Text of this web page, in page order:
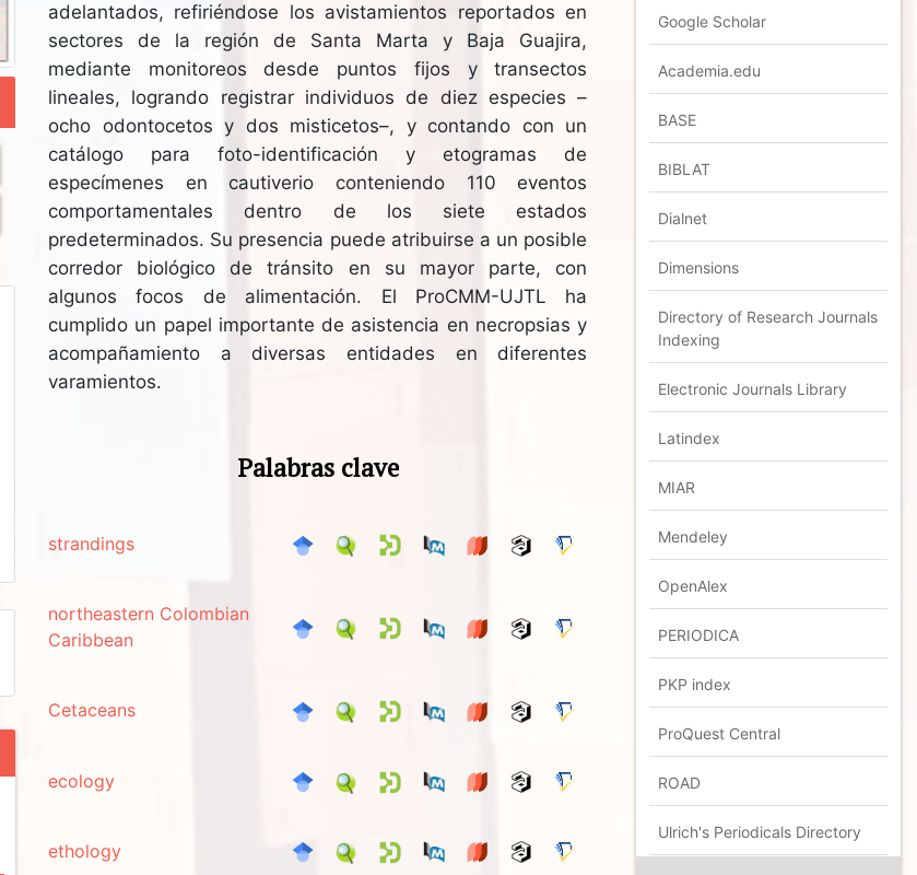
adelantados, refiriéndose los avistamientos reportados en
sectores de la región de Santa Marta y Baja Guajira,
mediante monitoreos desde puntos fijos y transectos
lineales, logrando registrar individuos de diez especies –
ocho odontocetos y dos misticetos–, y contando con un
catálogo para foto-identificación y etogramas de
especímenes en cautiverio conteniendo 110 eventos
comportamentales dentro de los siete estados
predeterminados. Su presencia puede atribuirse a un posible
corredor biológico de tránsito en su mayor parte, con
algunos focos de alimentación. El ProCMM-UJTL ha
cumplido un papel importante de asistencia en necropsias y
acompañamiento a diversas entidades en diferentes
varamientos.
Palabras clave
strandings
northeastern Colombian
Caribbean
Cetaceans
ecology
ethology
Google Scholar
Academia.edu
BASE
BIBLAT
Dialnet
Dimensions
Directory of Research Journals
Indexing
Electronic Journals Library
Latindex
MIAR
Mendeley
OpenAlex
PERIODICA
PKP index
ProQuest Central
ROAD
Ulrich's Periodicals Directory